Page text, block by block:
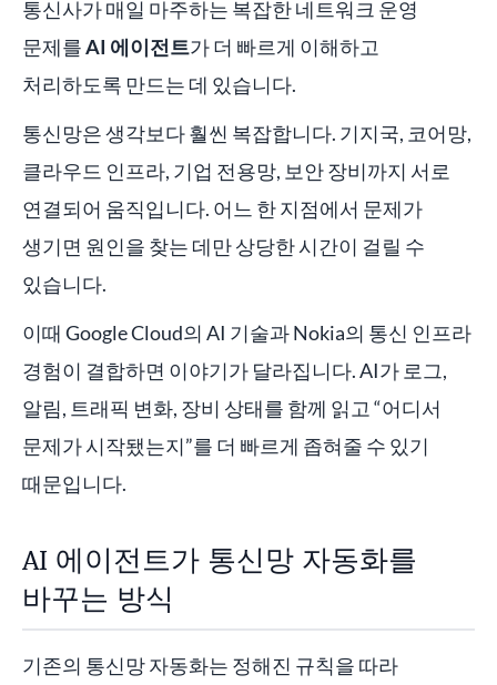
통신사가 매일 마주하는 복잡한 네트워크 운영
문제를AI 에이전트가 더 빠르게 이해하고
처리하도록 만드는 데 있습니다.
통신망은 생각보다 훨씬 복잡합니다. 기지국, 코어망,
클라우드 인프라, 기업 전용망, 보안 장비까지 서로
연결되어 움직입니다. 어느 한 지점에서 문제가
생기면 원인을 찾는 데만 상당한 시간이 걸릴 수
있습니다.
이때 Google Cloud의 AI 기술과 Nokia의 통신 인프라
경험이 결합하면 이야기가 달라집니다. AI가 로그,
알림, 트래픽 변화, 장비 상태를 함께 읽고 “어디서
문제가 시작됐는지”를 더 빠르게 좁혀줄 수 있기
때문입니다.
AI 에이전트가 통신망 자동화를
바꾸는 방식
기존의 통신망 자동화는 정해진 규칙을 따라